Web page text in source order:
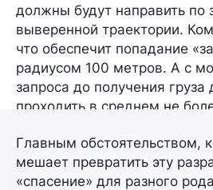
должны будут направить по
выверенной траектории.
что обеспечит попадание
радиусом 100 метров. А с
запроса до получения
проходить в среднем не
Главным обстоятельством,
мешает превратить эту
«спасение» для разного